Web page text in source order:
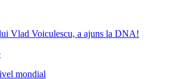
Vlad Voiculescu, a ajuns la DNA!
mondial